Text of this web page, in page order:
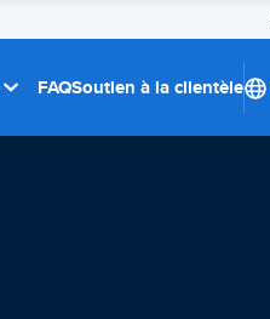
FAQSoutien à la clientèle